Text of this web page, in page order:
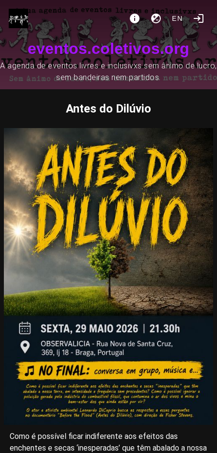
EN
eventos.coletivos.org
A agenda de eventos livres e inclusivxs sem ânimo de lucro,
sem bandeiras nem partidos.
Antes do Dilúvio
Como é possível ficar indiferente aos efeitos das
enchentes e secas ‘inesperadas’ que têm abalado a nossa